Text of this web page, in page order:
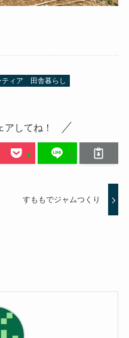
ィア
田舎暮らし
アしてね！
すももでジャムつくり